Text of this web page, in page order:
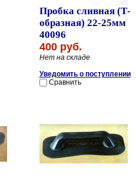
Пробка сливная (Т-
образная) 22-25мм
40096
400 руб.
Нет на складе
Уведомить о поступлении
Сравнить